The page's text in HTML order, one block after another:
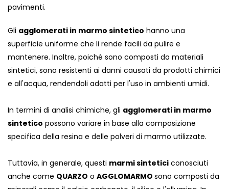
pavimenti.
Gli agglomerati in marmo sintetico hanno una
superficie uniforme che li rende facili da pulire e
mantenere. Inoltre, poiché sono composti da materiali
sintetici, sono resistenti ai danni causati da prodotti chimici
e all'acqua, rendendoli adatti per l'uso in ambienti umidi.
In termini di analisi chimiche, gli agglomerati in marmo
sintetico possono variare in base alla composizione
specifica della resina e delle polveri di marmo utilizzate.
Tuttavia, in generale, questi marmi sintetici conosciuti
anche come QUARZO o AGGLOMARMO sono composti da